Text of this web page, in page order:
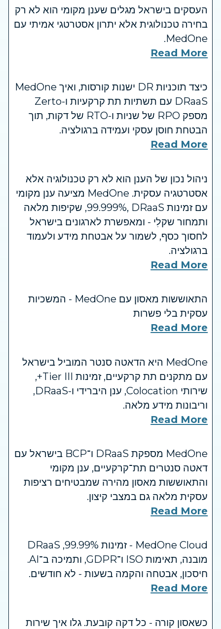
העסקים בישראל מגלים שענן מקומי הוא לא רק
בחירה טכנולוגית אלא יתרון אסטרטגי אמיתי עם
MedOne.
Read More
כיצד תוכניות DR ישנות קורסות, ואיך MedOne
DRaaS עם תשתיות תת קרקעיות ו-Zerto
מספק RPO של שניות ו-RTO של דקות, תוך
הבטחת חוסן עסקי ועמידה ברגולציה.
Read More
ניהול נכון של הענן הוא לא רק טכנולוגיה אלא
אסטרטגיה עסקית. MedOne מציעה ענן מקומי
עם זמינות ‎99.999%‎, DRaaS, שקיפות מלאה
ותמחור שקלִי - ומאפשרת לארגונים בישראל
לחסוך כסף, לשמור על אבטחת מידע ולעמוד
ברגולציה.
Read More
התאוששות מאסון עם MedOne - המשכיות
עסקית בלי פשרות
Read More
MedOne היא הדאטה סנטר המוביל בישראל
עם מתקנים תת קרקעיים, זמינות Tier III+,
שירותי Colocation, ענן היברידי ו-DRaaS,
וריבונות מידע מלאה.
Read More
MedOne מספקת DRaaS ו־BCP בישראל עם
דאטה סנטרים תת־קרקעיים, ענן מקומי
והתאוששות מאסון מהירה שמבטיחים רציפות
עסקית מלאה גם במצבי קיצון.
Read More
MedOne Cloud - זמינות ‎99.99%, ‏DRaaS
מובנה, תאימות ‏ISO ו־GDPR, ותמיכה ב־AI.
חיסכון, אבטחה והקמה בשעות - לא חודשים.
Read More
כשאסון קורה - כל דקה קובעת. גלו איך שירות